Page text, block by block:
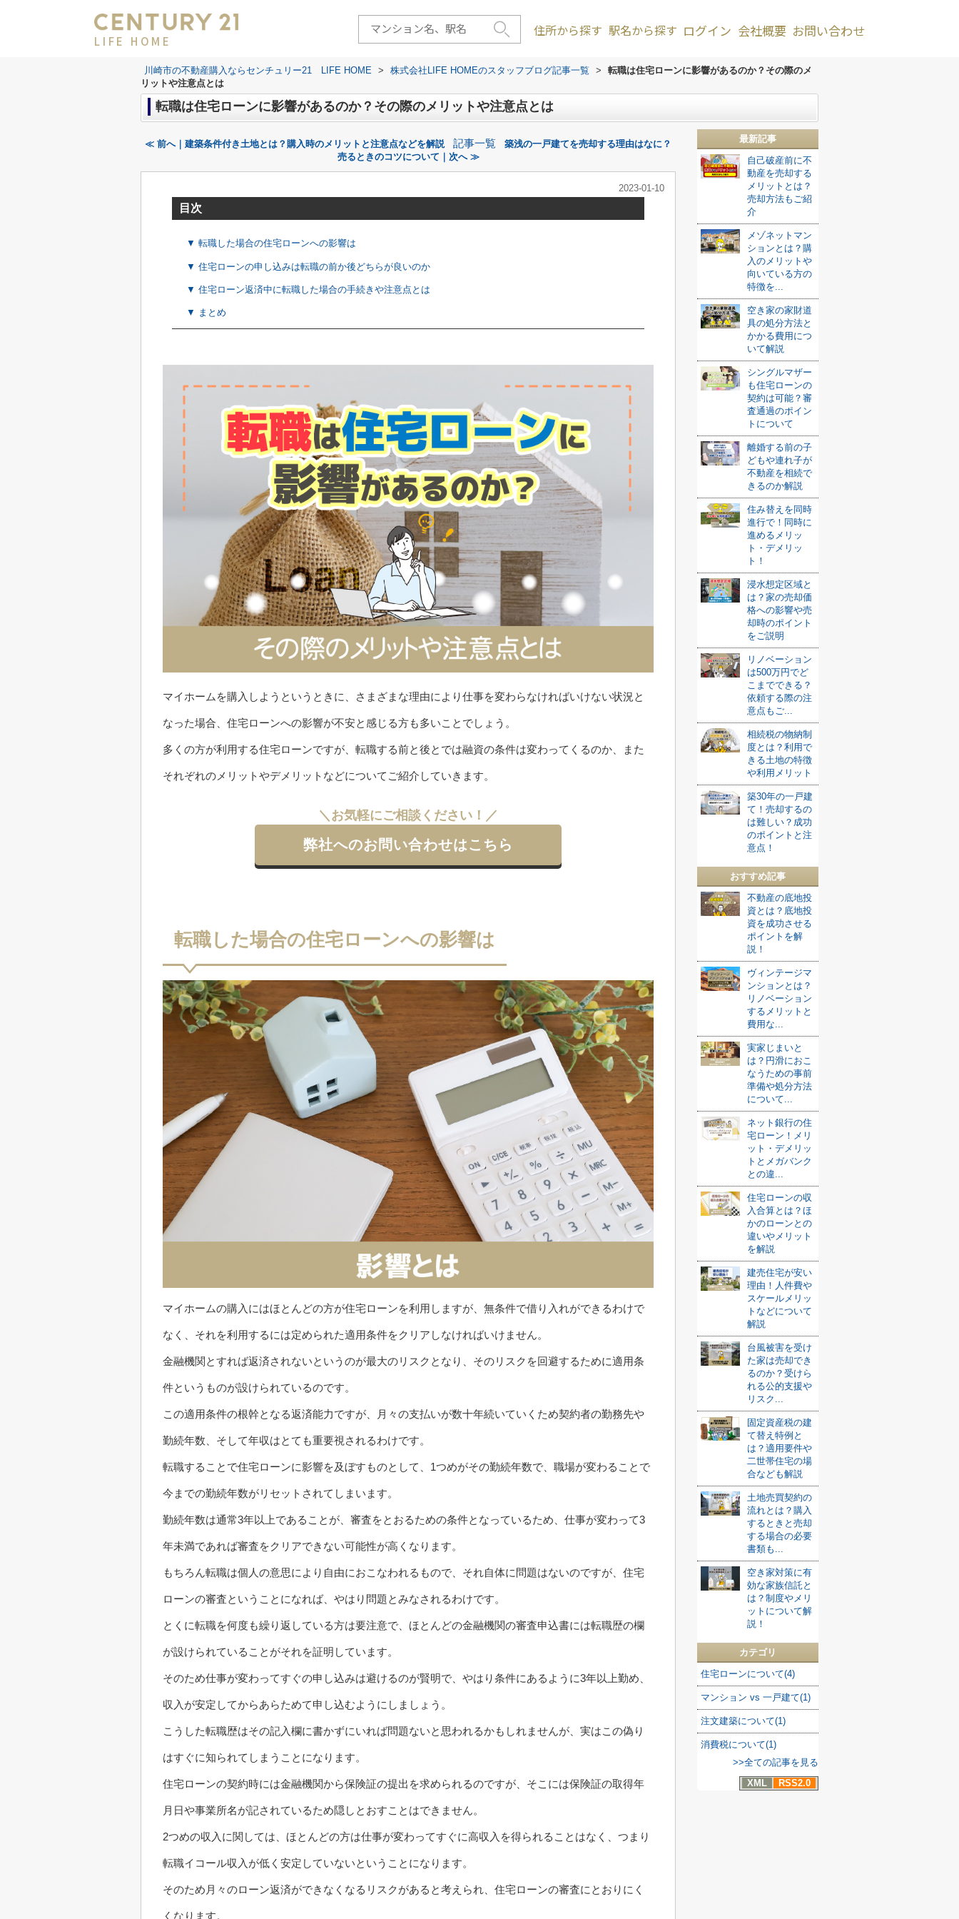
LIFE HOME
住所から探す 駅名から探す ログイン 会社概要 お問い合わせ
川崎市の不動産購入ならセンチュリー21 LIFE HOME > 株式会社LIFE HOMEのスタッフブログ記事一覧 >
転職は住宅ローンに影響があるのか？その際のメ
リットや注意点とは
転職は住宅ローンに影響があるのか？その際のメリットや注意点とは
≪ 前へ｜建築条件付き土地とは？購入時のメリットと注意点などを解説 記事一覧
築浅の一戸建てを売却する理由はなに？
売るときのコツについて｜次へ ≫
2023-01-10
目次
▼ 転職した場合の住宅ローンへの影響は
▼ 住宅ローンの申し込みは転職の前か後どちらが良いのか
▼ 住宅ローン返済中に転職した場合の手続きや注意点とは
▼ まとめ
マイホームを購入しようというときに、さまざまな理由により仕事を変わらなければいけない状況と
なった場合、住宅ローンへの影響が不安と感じる方も多いことでしょう。
多くの方が利用する住宅ローンですが、転職する前と後とでは融資の条件は変わってくるのか、また
それぞれのメリットやデメリットなどについてご紹介していきます。
＼お気軽にご相談ください！／
弊社へのお問い合わせはこちら
転職した場合の住宅ローンへの影響は
マイホームの購入にはほとんどの方が住宅ローンを利用しますが、無条件で借り入れができるわけで
なく、それを利用するには定められた適用条件をクリアしなければいけません。
金融機関とすれば返済されないというのが最大のリスクとなり、そのリスクを回避するために適用条
件というものが設けられているのです。
この適用条件の根幹となる返済能力ですが、月々の支払いが数十年続いていくため契約者の勤務先や
勤続年数、そして年収はとても重要視されるわけです。
転職することで住宅ローンに影響を及ぼすものとして、1つめがその勤続年数で、職場が変わることで
今までの勤続年数がリセットされてしまいます。
勤続年数は通常3年以上であることが、審査をとおるための条件となっているため、仕事が変わって3
年未満であれば審査をクリアできない可能性が高くなります。
もちろん転職は個人の意思により自由におこなわれるもので、それ自体に問題はないのですが、住宅
ローンの審査ということになれば、やはり問題とみなされるわけです。
とくに転職を何度も繰り返している方は要注意で、ほとんどの金融機関の審査申込書には転職歴の欄
が設けられていることがそれを証明しています。
そのため仕事が変わってすぐの申し込みは避けるのが賢明で、やはり条件にあるように3年以上勤め、
収入が安定してからあらためて申し込むようにしましょう。
こうした転職歴はその記入欄に書かずにいれば問題ないと思われるかもしれませんが、実はこの偽り
はすぐに知られてしまうことになります。
住宅ローンの契約時には金融機関から保険証の提出を求められるのですが、そこには保険証の取得年
月日や事業所名が記されているため隠しとおすことはできません。
2つめの収入に関しては、ほとんどの方は仕事が変わってすぐに高収入を得られることはなく、つまり
転職イコール収入が低く安定していないということになります。
そのため月々のローン返済ができなくなるリスクがあると考えられ、住宅ローンの審査にとおりにく
くなります。
最新記事
自己破産前に不
動産を売却する
メリットとは？
売却方法もご紹
介
メゾネットマン
ションとは？購
入のメリットや
向いている方の
特徴を...
空き家の家財道
具の処分方法と
かかる費用につ
いて解説
シングルマザー
も住宅ローンの
契約は可能？審
査通過のポイン
トについて
離婚する前の子
どもや連れ子が
不動産を相続で
きるのか解説
住み替えを同時
進行で！同時に
進めるメリッ
ト・デメリッ
ト！
浸水想定区域と
は？家の売却価
格への影響や売
却時のポイント
をご説明
リノベーション
は500万円でど
こまでできる？
依頼する際の注
意点もご...
相続税の物納制
度とは？利用で
きる土地の特徴
や利用メリット
築30年の一戸建
て！売却するの
は難しい？成功
のポイントと注
意点！
おすすめ記事
不動産の底地投
資とは？底地投
資を成功させる
ポイントを解
説！
ヴィンテージマ
ンションとは？
リノベーション
するメリットと
費用な...
実家じまいと
は？円滑におこ
なうための事前
準備や処分方法
について...
ネット銀行の住
宅ローン！メリ
ット・デメリッ
トとメガバンク
との違...
住宅ローンの収
入合算とは？ほ
かのローンとの
違いやメリット
を解説
建売住宅が安い
理由！人件費や
スケールメリッ
トなどについて
解説
台風被害を受け
た家は売却でき
るのか？受けら
れる公的支援や
リスク...
固定資産税の建
て替え特例と
は？適用要件や
二世帯住宅の場
合なども解説
土地売買契約の
流れとは？購入
するときと売却
する場合の必要
書類も...
空き家対策に有
効な家族信託と
は？制度やメリ
ットについて解
説！
カテゴリ
住宅ローンについて(4)
マンション vs 一戸建て(1)
注文建築について(1)
消費税について(1)
>>全ての記事を見る
XML
RSS2.0